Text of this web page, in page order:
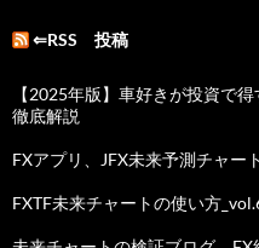
⇐RSS 投稿
【2025年版】車好きが投資で
徹底解説
FXアプリ、JFX未来予測チャー
FXTF未来チャートの使い方